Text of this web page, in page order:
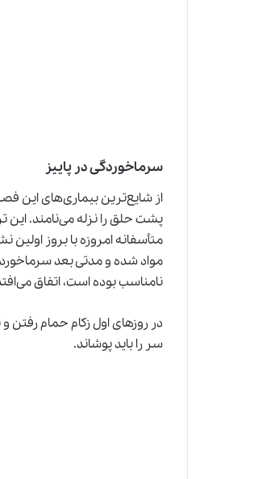
سرماخوردگی در پاییز
از شایع‌ترین بیماری‌های این
پشت حلق را نزله می‌نامند. این
متأسفانه امروزه با بروز
مواد شده و مدتی بعد
نامناسب بوده است، اتفاق
در روزهای اول زکام حمام
سر را باید پوشاند.